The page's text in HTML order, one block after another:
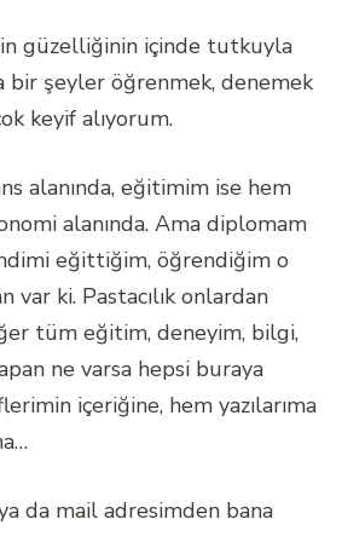
güzelliğinin içinde tutkuyla
bir şeyler öğrenmek, denemek
keyif alıyorum.
alanında, eğitimim ise hem
alanında. Ama diplomam
eğittiğim, öğrendiğim o
var ki. Pastacılık onlardan
tüm eğitim, deneyim, bilgi,
ne varsa hepsi buraya
içeriğine, hem yazılarıma
da mail adresimden bana